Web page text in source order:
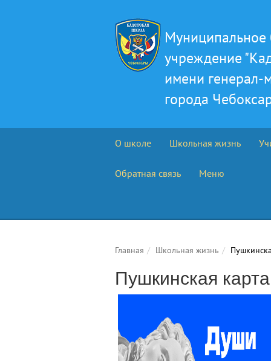
учреждение
имени
города
О школе Школьная жизнь
Обратная связь Меню
Главная Школьная жизнь
Пушкинская карта